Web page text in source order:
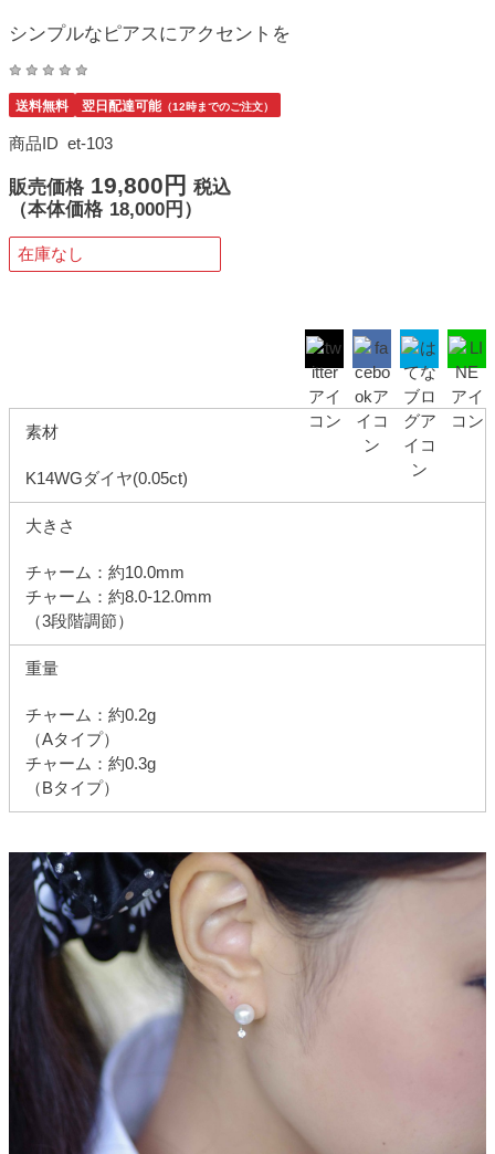
シンプルなピアスにアクセントを
送料無料 翌日配達可能（12時までのご注文）
商品ID et-103
販売価格 19,800円 税込
（本体価格 18,000円）
在庫なし
素材
K14WGダイヤ(0.05ct)
大きさ
チャーム：約10.0mm
チャーム：約8.0-12.0mm
（3段階調節）
重量
チャーム：約0.2g
（Aタイプ）
チャーム：約0.3g
（Bタイプ）